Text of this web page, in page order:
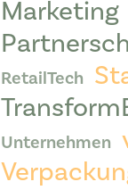
Marketing
RetailTech
Unternehmen